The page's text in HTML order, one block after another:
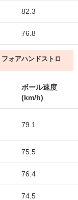
82.3
76.8
ォアハンドストロ
ボール速度
(km/h)
79.1
75.5
76.4
74.5